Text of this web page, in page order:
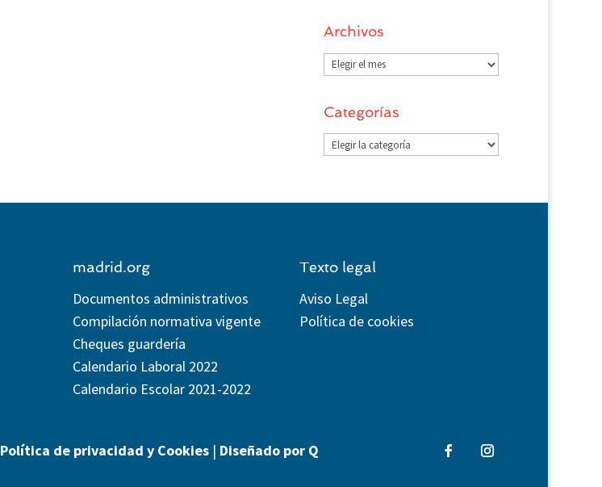
Archivos
Archivos
Categorías
Categorías
madrid.org
Documentos administrativos
Compilación normativa vigente
Cheques guardería
Calendario Laboral 2022
Calendario Escolar 2021-2022
Texto legal
Aviso Legal
Política de cookies
Política de privacidad y Cookies| Diseñado por Q